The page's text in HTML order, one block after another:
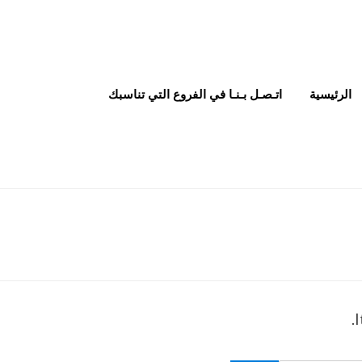
الرئيسية اتـصـل بـنـا في الفروع التي تناسبك